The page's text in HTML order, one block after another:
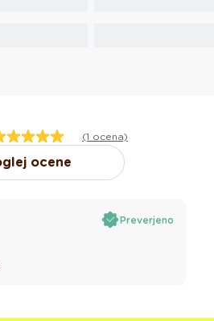
(1 ocena)
ocene
Preverjeno